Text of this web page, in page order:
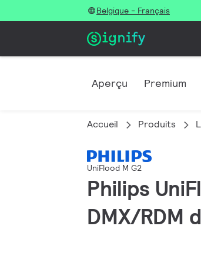
Belgique - Français
Aperçu Premium
Accueil Produits
UniFlood M G2
Philips
DMX/RDM